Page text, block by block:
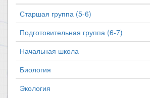
Старшая группа (5-6)
Подготовительная группа (6-7)
Начальная школа
Биология
Экология